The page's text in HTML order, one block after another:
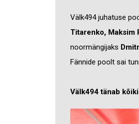
Välk494 juhatuse
Titarenko, Maksim
noormängijaks
Fännide poolt sai
Välk494 tänab